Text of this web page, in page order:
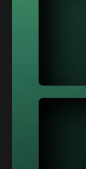
لیارا
سرویس
منظور
تا آن را
در یک
شما
محدود به